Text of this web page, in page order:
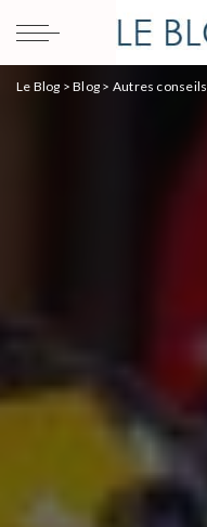
Le Blog >Blog > Autres conseils